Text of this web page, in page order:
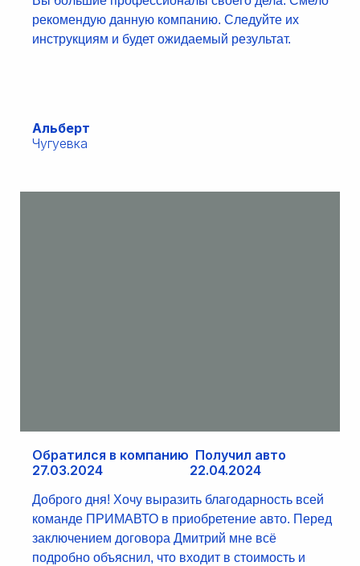
рекомендую данную компанию. Следуйте их
инструкциям и будет ожидаемый результат.
Альберт
Чугуевка
Обратился в компанию Получил авто
27.03.2024 22.04.2024
Доброго дня! Хочу выразить благодарность всей
команде ПРИМАВТО в приобретение авто. Перед
заключением договора Дмитрий мне всё
подробно объяснил, что входит в стоимость и